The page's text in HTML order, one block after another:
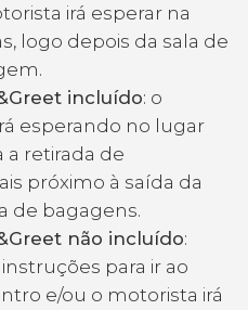
irá esperar na
logo depois da sala de
incluído: o
esperando no lugar
a retirada de
próximo à saída da
de bagagens.
não incluído:
para ir ao
e/ou o motorista irá